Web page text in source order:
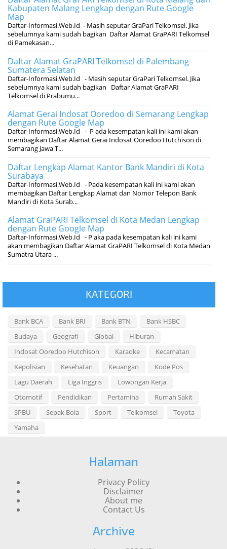
Kabupaten Malang Lengkap dengan Rute Google
Map
Daftar-Informasi.Web.Id - Masih seputar GraPari Telkomsel. Jika
sebelumnya kami sudah bagikan Daftar Alamat GraPARI Telkomsel
di Pamekasan...
Daftar Alamat GraPARI Telkomsel di Palembang
Sumatera Selatan
Daftar-Informasi.Web.Id - Masih seputar GraPari Telkomsel. Jika
sebelumnya kami sudah bagikan Daftar Alamat GraPARI
Telkomsel di Prabumu...
Alamat Gerai Indosat Ooredoo di Semarang Lengkap
dengan Rute Google Map
Daftar-Informasi.Web.Id - P ada kesempatan kali ini kami akan
membagikan Daftar Alamat Gerai Indosat Ooredoo Hutchison di
Semarang Jawa T...
Daftar Lengkap Alamat Kantor Bank Mandiri di Kota
Surabaya
Daftar-Informasi.Web.Id - Pada kesempatan kali ini kami akan
membagikan Daftar Lengkap Alamat dan Nomor Telepon Bank
Mandiri di Kota Surab...
Alamat GraPARI Telkomsel di Kota Medan Lengkap
dengan Rute Google Map
Daftar-Informasi.Web.Id - P aka pada kesempatan kali ini kami
akan membagikan Daftar Alamat GraPARI Telkomsel di Kota Medan
Sumatra Utara ...
KATEGORI
Bank BCA Bank BRI Bank BTN
Bank HSBC
Budaya
Geografi Global
Hiburan
Indosat Ooredoo Hutchison
Karaoke
Kecamatan
Kepolisian
Kesehatan Keuangan
Kode Pos
Lagu Daerah
Liga Inggris
Lowongan Kerja
Otomotif
Pendidikan Pertamina
Rumah Sakit
SPBU
Sepak Bola Sport Telkomsel
Toyota
Yamaha
Halaman
Privacy Policy
Disclaimer
About me
Contact Us
Archive